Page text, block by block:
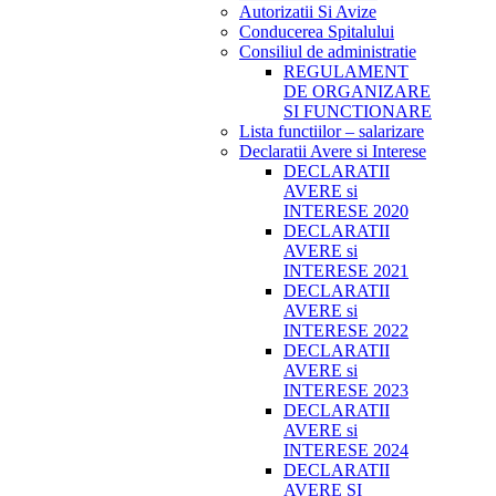
Autorizatii Si Avize
Conducerea Spitalului
Consiliul de administratie
REGULAMENT
DE ORGANIZARE
SI FUNCTIONARE
Lista functiilor – salarizare
Declaratii Avere si Interese
DECLARATII
AVERE si
INTERESE 2020
DECLARATII
AVERE si
INTERESE 2021
DECLARATII
AVERE si
INTERESE 2022
DECLARATII
AVERE si
INTERESE 2023
DECLARATII
AVERE si
INTERESE 2024
DECLARATII
AVERE SI